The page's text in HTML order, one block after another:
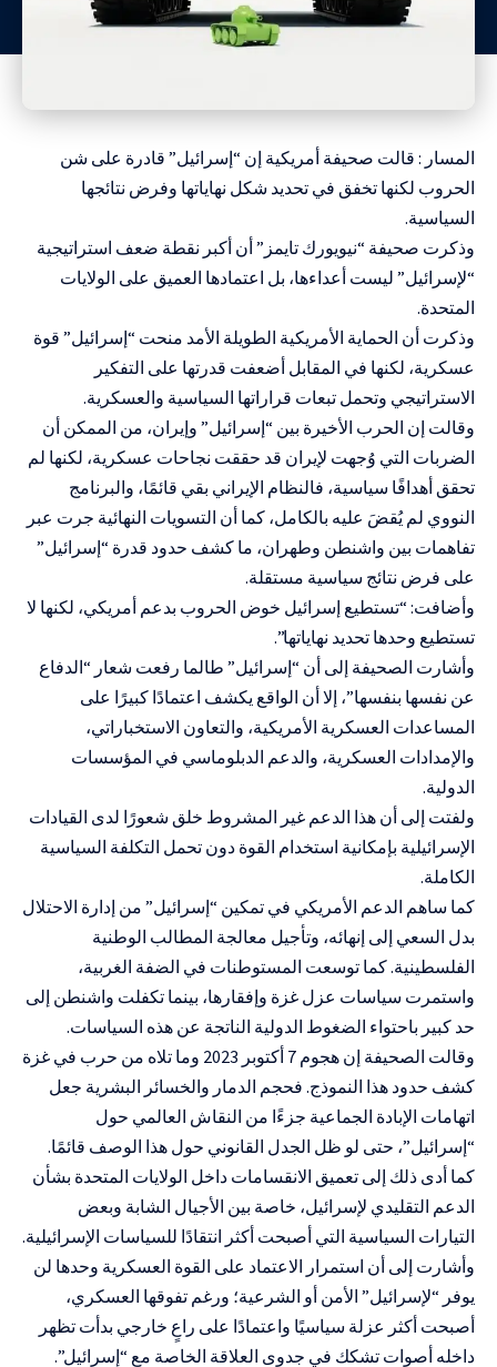
المسار : قالت صحيفة أمريكية إن “إسرائيل” قادرة على شن
الحروب لكنها تخفق في تحديد شكل نهاياتها وفرض نتائجها
السياسية.
وذكرت صحيفة “نيويورك تايمز” أن أكبر نقطة ضعف استراتيجية
“لإسرائيل” ليست أعداءها، بل اعتمادها العميق على الولايات
المتحدة.
وذكرت أن الحماية الأمريكية الطويلة الأمد منحت “إسرائيل” قوة
عسكرية، لكنها في المقابل أضعفت قدرتها على التفكير
الاستراتيجي وتحمل تبعات قراراتها السياسية والعسكرية.
وقالت إن الحرب الأخيرة بين “إسرائيل” وإيران، من الممكن أن
الضربات التي وُجهت لإيران قد حققت نجاحات عسكرية، لكنها لم
تحقق أهدافًا سياسية، فالنظام الإيراني بقي قائمًا، والبرنامج
النووي لم يُقضَ عليه بالكامل، كما أن التسويات النهائية جرت عبر
تفاهمات بين واشنطن وطهران، ما كشف حدود قدرة “إسرائيل”
على فرض نتائج سياسية مستقلة.
وأضافت: “تستطيع إسرائيل خوض الحروب بدعم أمريكي، لكنها لا
تستطيع وحدها تحديد نهاياتها”.
وأشارت الصحيفة إلى أن “إسرائيل” طالما رفعت شعار “الدفاع
عن نفسها بنفسها”، إلا أن الواقع يكشف اعتمادًا كبيرًا على
المساعدات العسكرية الأمريكية، والتعاون الاستخباراتي،
والإمدادات العسكرية، والدعم الدبلوماسي في المؤسسات
الدولية.
ولفتت إلى أن هذا الدعم غير المشروط خلق شعورًا لدى القيادات
الإسرائيلية بإمكانية استخدام القوة دون تحمل التكلفة السياسية
الكاملة.
كما ساهم الدعم الأمريكي في تمكين “إسرائيل” من إدارة الاحتلال
بدل السعي إلى إنهائه، وتأجيل معالجة المطالب الوطنية
الفلسطينية. كما توسعت المستوطنات في الضفة الغربية،
واستمرت سياسات عزل غزة وإفقارها، بينما تكفلت واشنطن إلى
حد كبير باحتواء الضغوط الدولية الناتجة عن هذه السياسات.
وقالت الصحيفة إن هجوم 7 أكتوبر 2023 وما تلاه من حرب في غزة
كشف حدود هذا النموذج. فحجم الدمار والخسائر البشرية جعل
اتهامات الإبادة الجماعية جزءًا من النقاش العالمي حول
“إسرائيل”، حتى لو ظل الجدل القانوني حول هذا الوصف قائمًا.
كما أدى ذلك إلى تعميق الانقسامات داخل الولايات المتحدة بشأن
الدعم التقليدي لإسرائيل، خاصة بين الأجيال الشابة وبعض
التيارات السياسية التي أصبحت أكثر انتقادًا للسياسات الإسرائيلية.
وأشارت إلى أن استمرار الاعتماد على القوة العسكرية وحدها لن
يوفر “لإسرائيل” الأمن أو الشرعية؛ ورغم تفوقها العسكري،
أصبحت أكثر عزلة سياسيًا واعتمادًا على راعٍ خارجي بدأت تظهر
داخله أصوات تشكك في جدوى العلاقة الخاصة مع “إسرائيل”.